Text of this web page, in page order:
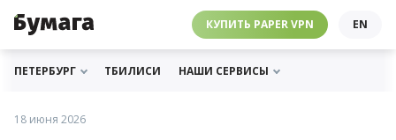
КУПИТЬ PAPER VPN EN
РАССЫЛКИ
МЫ В ИНСТАГРАМЕ
ПОДДЕРЖАТЬ «БУМАГУ»
ПЕТЕРБУРГ ТБИЛИСИ НАШИ СЕРВИСЫ
ЧЕБУРНЕТ
⛔️ ГАЙД ПРО ЧЕБУРНЕТ
МЫ В ТЕЛЕГРАМЕ
PAPER VPN
18 июня 2026